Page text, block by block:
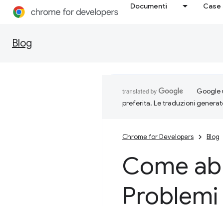
Documenti
Blog
Google
preferita. Le traduzioni
Chrome for Developers Blog
Come